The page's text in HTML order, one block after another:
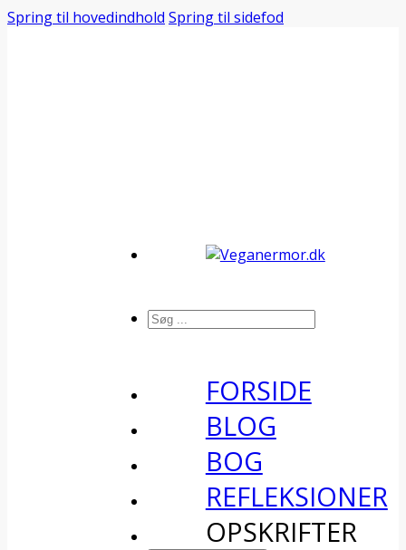
Spring til hovedindhold Spring til sidefod
Søg
FORSIDE
BLOG
BOG
REFLEKSIONER
OPSKRIFTER